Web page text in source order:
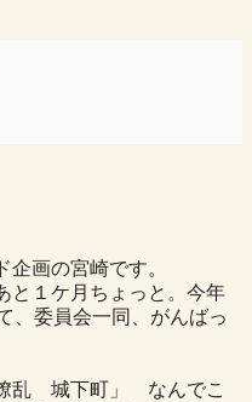
画の宮崎です。
と１ケ月ちょっと。今年
、委員会一同、がんばっ
乱 城下町」 なんでこ